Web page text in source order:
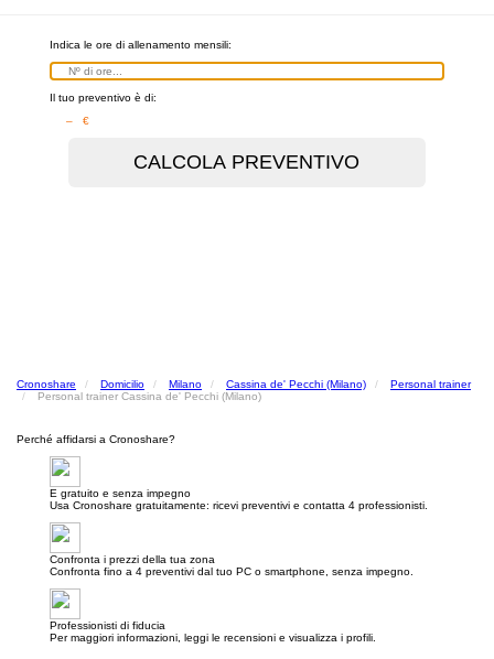
Indica le ore di allenamento mensili:
Il tuo preventivo è di:
– €
Cronoshare Domicilio Milano Cassina de' Pecchi (Milano)
Personal trainer
Personal trainer Cassina de' Pecchi (Milano)
Perché affidarsi a Cronoshare?
E gratuito e senza impegno
Usa Cronoshare gratuitamente: ricevi preventivi e contatta 4 professionisti.
Confronta i prezzi della tua zona
Confronta fino a 4 preventivi dal tuo PC o smartphone, senza impegno.
Professionisti di fiducia
Per maggiori informazioni, leggi le recensioni e visualizza i profili.